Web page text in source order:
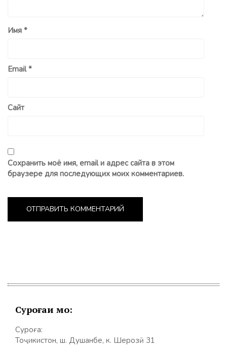
Имя *
Email*
Сайт
Сохранить моё имя, email и адрес сайта в этом
браузере для последующих моих комментариев.
Суроғаи мо:
Суроға:
Тоҷикистон, ш. Душанбе, к. Шерозӣ 31